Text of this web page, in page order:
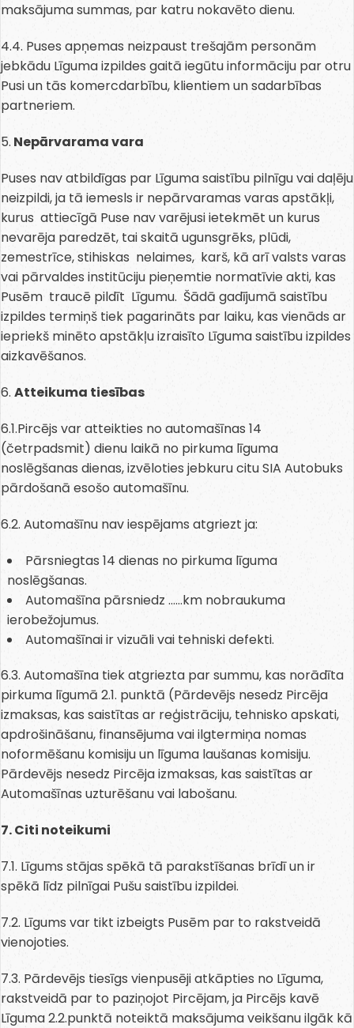
maksājuma summas, par katru nokavēto dienu.
4.4. Puses apņemas neizpaust trešajām personām
jebkādu Līguma izpildes gaitā iegūtu informāciju par otru
Pusi un tās komercdarbību, klientiem un sadarbības
partneriem.
5. Nepārvarama vara
Puses nav atbildīgas par Līguma saistību pilnīgu vai daļēju
neizpildi, ja tā iemesls ir nepārvaramas varas apstākļi,
kurus attiecīgā Puse nav varējusi ietekmēt un kurus
nevarēja paredzēt, tai skaitā ugunsgrēks, plūdi,
zemestrīce, stihiskas nelaimes, karš, kā arī valsts varas
vai pārvaldes institūciju pieņemtie normatīvie akti, kas
Pusēm traucē pildīt Līgumu. Šādā gadījumā saistību
izpildes termiņš tiek pagarināts par laiku, kas vienāds ar
iepriekš minēto apstākļu izraisīto Līguma saistību izpildes
aizkavēšanos.
6. Atteikuma tiesības
6.1.Pircējs var atteikties no automašīnas 14
(četrpadsmit) dienu laikā no pirkuma līguma
noslēgšanas dienas, izvēloties jebkuru citu SIA Autobuks
pārdošanā esošo automašīnu.
6.2. Automašīnu nav iespējams atgriezt ja:
Pārsniegtas 14 dienas no pirkuma līguma
noslēgšanas.
Automašīna pārsniedz ……km nobraukuma
ierobežojumus.
Automašīnai ir vizuāli vai tehniski defekti.
6.3. Automašīna tiek atgriezta par summu, kas norādīta
pirkuma līgumā 2.1. punktā (Pārdevējs nesedz Pircēja
izmaksas, kas saistītas ar reģistrāciju, tehnisko apskati,
apdrošināšanu, finansējuma vai ilgtermiņa nomas
noformēšanu komisiju un līguma laušanas komisiju.
Pārdevējs nesedz Pircēja izmaksas, kas saistītas ar
Automašīnas uzturēšanu vai labošanu.
7. Citi noteikumi
7.1. Līgums stājas spēkā tā parakstīšanas brīdī un ir
spēkā līdz pilnīgai Pušu saistību izpildei.
7.2. Līgums var tikt izbeigts Pusēm par to rakstveidā
vienojoties.
7.3. Pārdevējs tiesīgs vienpusēji atkāpties no Līguma,
rakstveidā par to paziņojot Pircējam, ja Pircējs kavē
Līguma 2.2.punktā noteiktā maksājuma veikšanu ilgāk kā